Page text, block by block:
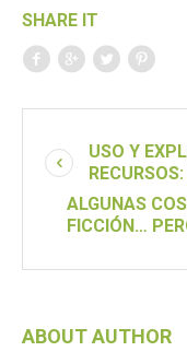
SHARE IT
USO Y
ALGUNAS
FICCIÓN…
ABOUT AUTHOR